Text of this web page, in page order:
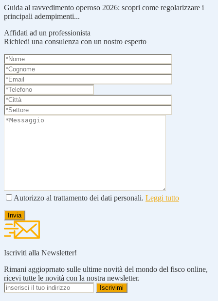
Guida al ravvedimento operoso 2026: scopri come regolarizzare i
principali adempimenti...
Affidati ad un professionista
Richiedi una consulenza con un nostro esperto
Autorizzo al trattamento dei dati personali. Leggi tutto
Iscriviti alla Newsletter!
Rimani aggioprnato sulle ultime novità del mondo del fisco online,
ricevi tutte le novità con la nostra newsletter.